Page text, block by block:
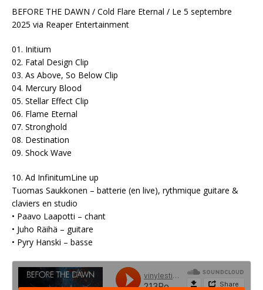
BEFORE THE DAWN / Cold Flare Eternal / Le 5 septembre
2025 via Reaper Entertainment
01. Initium
02. Fatal Design Clip
03. As Above, So Below Clip
04. Mercury Blood
05. Stellar Effect Clip
06. Flame Eternal
07. Stronghold
08. Destination
09. Shock Wave
10. Ad InfinitumLine up
Tuomas Saukkonen – batterie (en live), rythmique guitare &
claviers en studio
• Paavo Laapotti – chant
• Juho Räihä – guitare
• Pyry Hanski – basse